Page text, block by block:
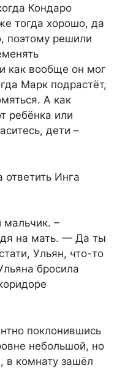
Кондаро
тогда хорошо, да
поэтому решили
как вообще он мог
Марк подрастёт,
А как
ребёнка или
дети –
Инга
–
на мать. — Да ты
Ульян, что-то
бросила
поклонившись
небольшой, но
в комнату зашёл